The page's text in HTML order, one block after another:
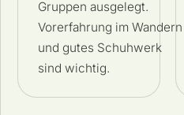
Gruppen ausgelegt.
Vorerfahrung im Wandern
und gutes Schuhwerk
sind wichtig.